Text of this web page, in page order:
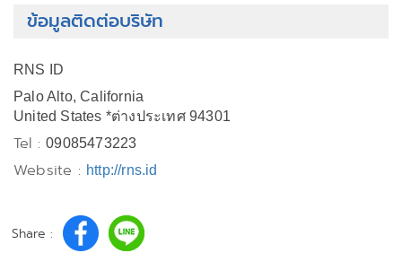
ข้อมูลติดต่อบริษัท
RNS ID
Palo Alto, California
United States *ต่างประเทศ 94301
Tel :09085473223
Website : http://rns.id
Share :